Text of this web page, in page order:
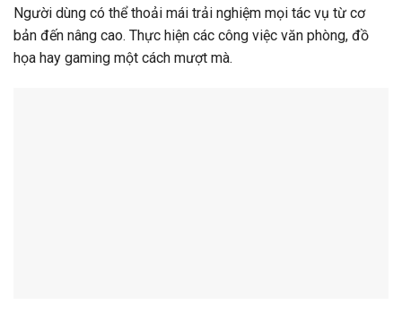
Người dùng có thể thoải mái trải nghiệm mọi tác vụ từ cơ
bản đến nâng cao. Thực hiện các công việc văn phòng, đồ
họa hay gaming một cách mượt mà.